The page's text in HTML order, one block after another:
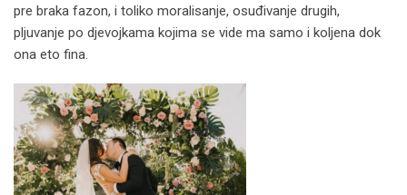
pre braka fazon, i toliko moralisanje, osuđivanje drugih,
pljuvanje po djevojkama kojima se vide ma samo i koljena dok
ona eto fina.